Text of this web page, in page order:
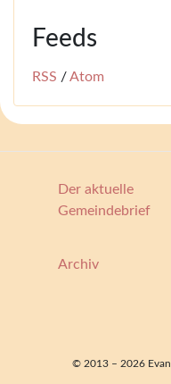
Feeds
RSS /Atom
Der aktuelle
Gemeindebrief
Archiv
© 2013 – 2026